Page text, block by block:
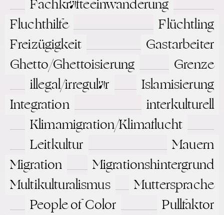
verknüpft, aber nicht so exkludierend wie in Deutschland.
6
Wie umkämpft das Themenfeld ist, zeigen drei
abweichende Stellungnahmen innerhalb der Fachkommission
Integrationsfähigkeit. Kein anderes Einzelthema wurde mit
weiteren Stellungnahmen bedacht (Fachkommission
Integrationsfähigkeit, 2021).
Fachkräfteeinwanderung
Fluchthilfe
Flüchtling
Freizügigkeit
Gastarbeiter
Ghetto/Ghettoisierung
Grenze
illegal/irregulär
Islamisierung
Integration
interkulturell
Klimamigration/Klimaflucht
Leitkultur
Mauern
Migration
Migrationshintergrund
Multikulturalismus
Muttersprache
People of Color
Pullfaktor